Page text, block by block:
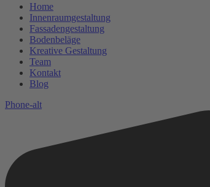
Home
Innenraumgestaltung
Fassadengestaltung
Bodenbeläge
Kreative Gestaltung
Team
Kontakt
Blog
Phone-alt